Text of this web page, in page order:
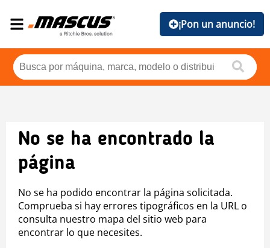
¡Pon un anuncio!
No se ha encontrado la
página
No se ha podido encontrar la página solicitada.
Comprueba si hay errores tipográficos en la URL o
consulta nuestro mapa del sitio web para
encontrar lo que necesites.